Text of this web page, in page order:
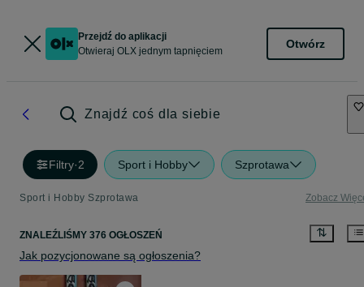
Przejdź do aplikacji
Otwieraj OLX jednym tapnięciem
Otwórz
Znajdź coś dla siebie
Filtry·2 Sport i Hobby Szprotawa
Sport i Hobby Szprotawa Zobacz
ZNALEŹLIŚMY 376 OGŁOSZEŃ
Jak pozycjonowane są ogłoszenia?